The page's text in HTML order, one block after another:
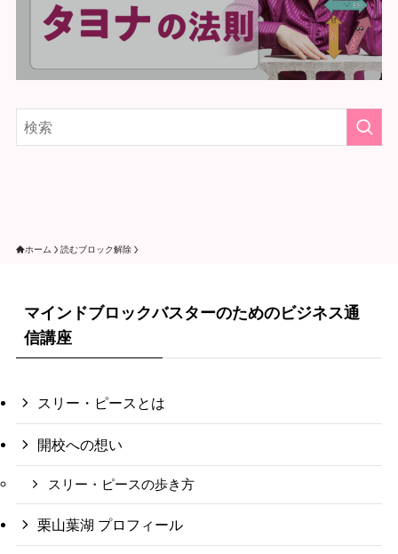
ホーム 読むブロック解除
マインドブロックバスターのためのビジネス通
信講座
スリー・ピースとは
開校への想い
スリー・ピースの歩き方
栗山葉湖 プロフィール